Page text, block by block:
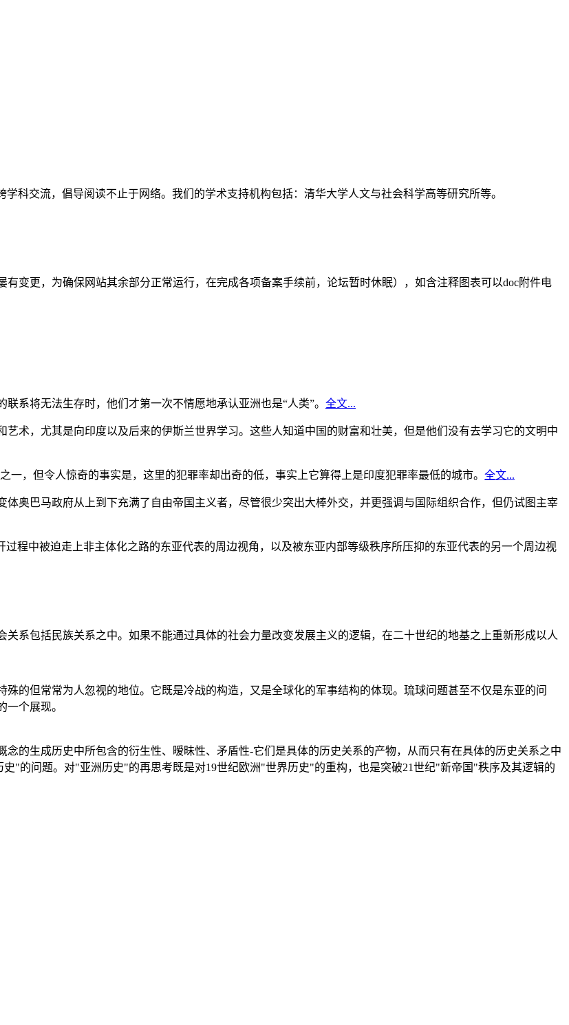
科交流，倡导阅读不止于网络。我们的学术支持机构包括：清华大学人文与社会科学高等研究所等。
变更，为确保网站其余部分正常运行，在完成各项备案手续前，论坛暂时休眠），如含注释图表可以doc附件电
系将无法生存时，他们才第一次不情愿地承认亚洲也是“人类”。 全文...
术，尤其是向印度以及后来的伊斯兰世界学习。这些人知道中国的财富和壮美，但是他们没有去学习它的文明中
一，但令人惊奇的事实是，这里的犯罪率却出奇的低，事实上它算得上是印度犯罪率最低的城市。 全文...
体奥巴马政府从上到下充满了自由帝国主义者，尽管很少突出大棒外交，并更强调与国际组织合作，但仍试图主宰
过程中被迫走上非主体化之路的东亚代表的周边视角，以及被东亚内部等级秩序所压抑的东亚代表的另一个周边视
系包括民族关系之中。如果不能通过具体的社会力量改变发展主义的逻辑，在二十世纪的地基之上重新形成以人
的但常常为人忽视的地位。它既是冷战的构造，又是全球化的军事结构的体现。琉球问题甚至不仅是东亚的问
个展现。
的生成历史中所包含的衍生性、暧昧性、矛盾性-它们是具体的历史关系的产物，从而只有在具体的历史关系之中
"的问题。对"亚洲历史"的再思考既是对19世纪欧洲"世界历史"的重构，也是突破21世纪"新帝国"秩序及其逻辑的